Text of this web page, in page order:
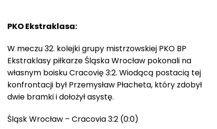
PKO Ekstraklasa:
W meczu 32. kolejki grupy mistrzowskiej PKO BP
Ekstraklasy piłkarze Śląska Wrocław pokonali na
własnym boisku Cracovię 3:2. Wiodącą postacią tej
konfrontacji był Przemysław Płacheta, który zdobył
dwie bramki i dołożył asystę.
Śląsk Wrocław – Cracovia 3:2 (0:0)